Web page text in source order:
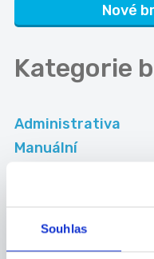
Souhlas
Nové
Kategorie
Administrativa
Manuální
Okresy